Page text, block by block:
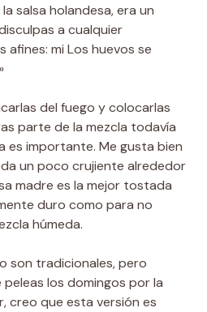
salsa holandesa, era un
a cualquier
mi Los huevos se
del fuego y colocarlas
parte de la mezcla todavía
es importante. Me gusta bien
un poco crujiente alrededor
madre es la mejor tostada
duro como para no
húmeda.
son tradicionales, pero
los domingos por la
creo que esta versión es